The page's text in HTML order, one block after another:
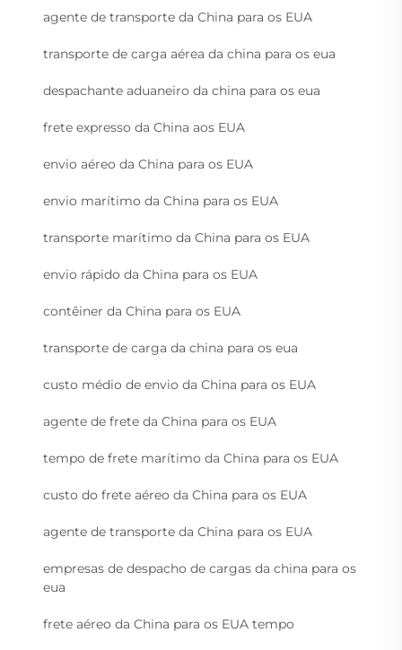
agente de transporte da China para os EUA
transporte de carga aérea da china para os eua
despachante aduaneiro da china para os eua
frete expresso da China aos EUA
envio aéreo da China para os EUA
envio marítimo da China para os EUA
transporte marítimo da China para os EUA
envio rápido da China para os EUA
contêiner da China para os EUA
transporte de carga da china para os eua
custo médio de envio da China para os EUA
agente de frete da China para os EUA
tempo de frete marítimo da China para os EUA
custo do frete aéreo da China para os EUA
agente de transporte da China para os EUA
empresas de despacho de cargas da china para os
eua
frete aéreo da China para os EUA tempo